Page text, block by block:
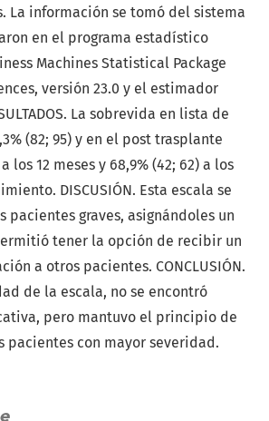
La información se tomó del sistema
en el programa estadístico
Machines Statistical Package
versión 23.0 y el estimador
La sobrevida en lista de
(82; 95) y en el post trasplante
los 12 meses y 68,9% (42; 62) a los
DISCUSIÓN. Esta escala se
pacientes graves, asignándoles un
tener la opción de recibir un
a otros pacientes. CONCLUSIÓN.
de la escala, no se encontró
pero mantuvo el principio de
pacientes con mayor severidad.